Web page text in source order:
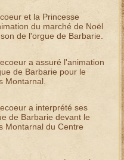
et la Princesse
du marché de Noël
de l'orgue de Barbarie.
a assuré l'animation
de Barbariepour le
Montarnal.
a interprété ses
de Barbarie devant le
Montarnal du Centre